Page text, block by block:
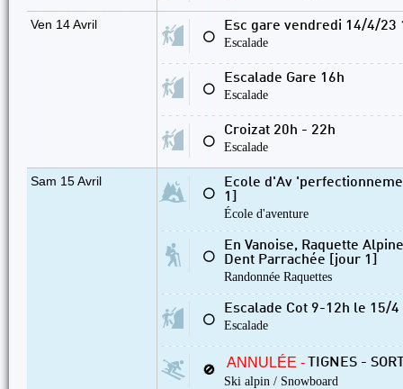
Ven 14 Avril
⚪
Esc gare vendredi 14/4/23
Escalade
⚪
Escalade Gare 16h
Escalade
⚪
Croizat 20h - 22h
Escalade
Sam 15 Avril
⚪
Ecole d'Av
1]
École d'aventure
⚪
En Vanoise, Raquette
Dent Parrachée [jour 1]
Randonnée Raquettes
⚪
Escalade Cot 9-12h le 15/4
Escalade
🚫 ANNULÉE -
TIGNES -
Ski alpin / Snowboard